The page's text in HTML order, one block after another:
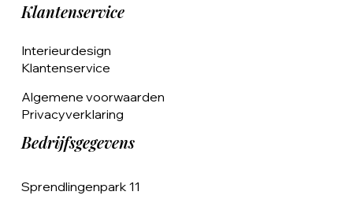
Klantenservice
Interieurdesign
Klantenservice
Algemene voorwaarden
Privacyverklaring
Bedrijfsgegevens
Sprendlingenpark 11